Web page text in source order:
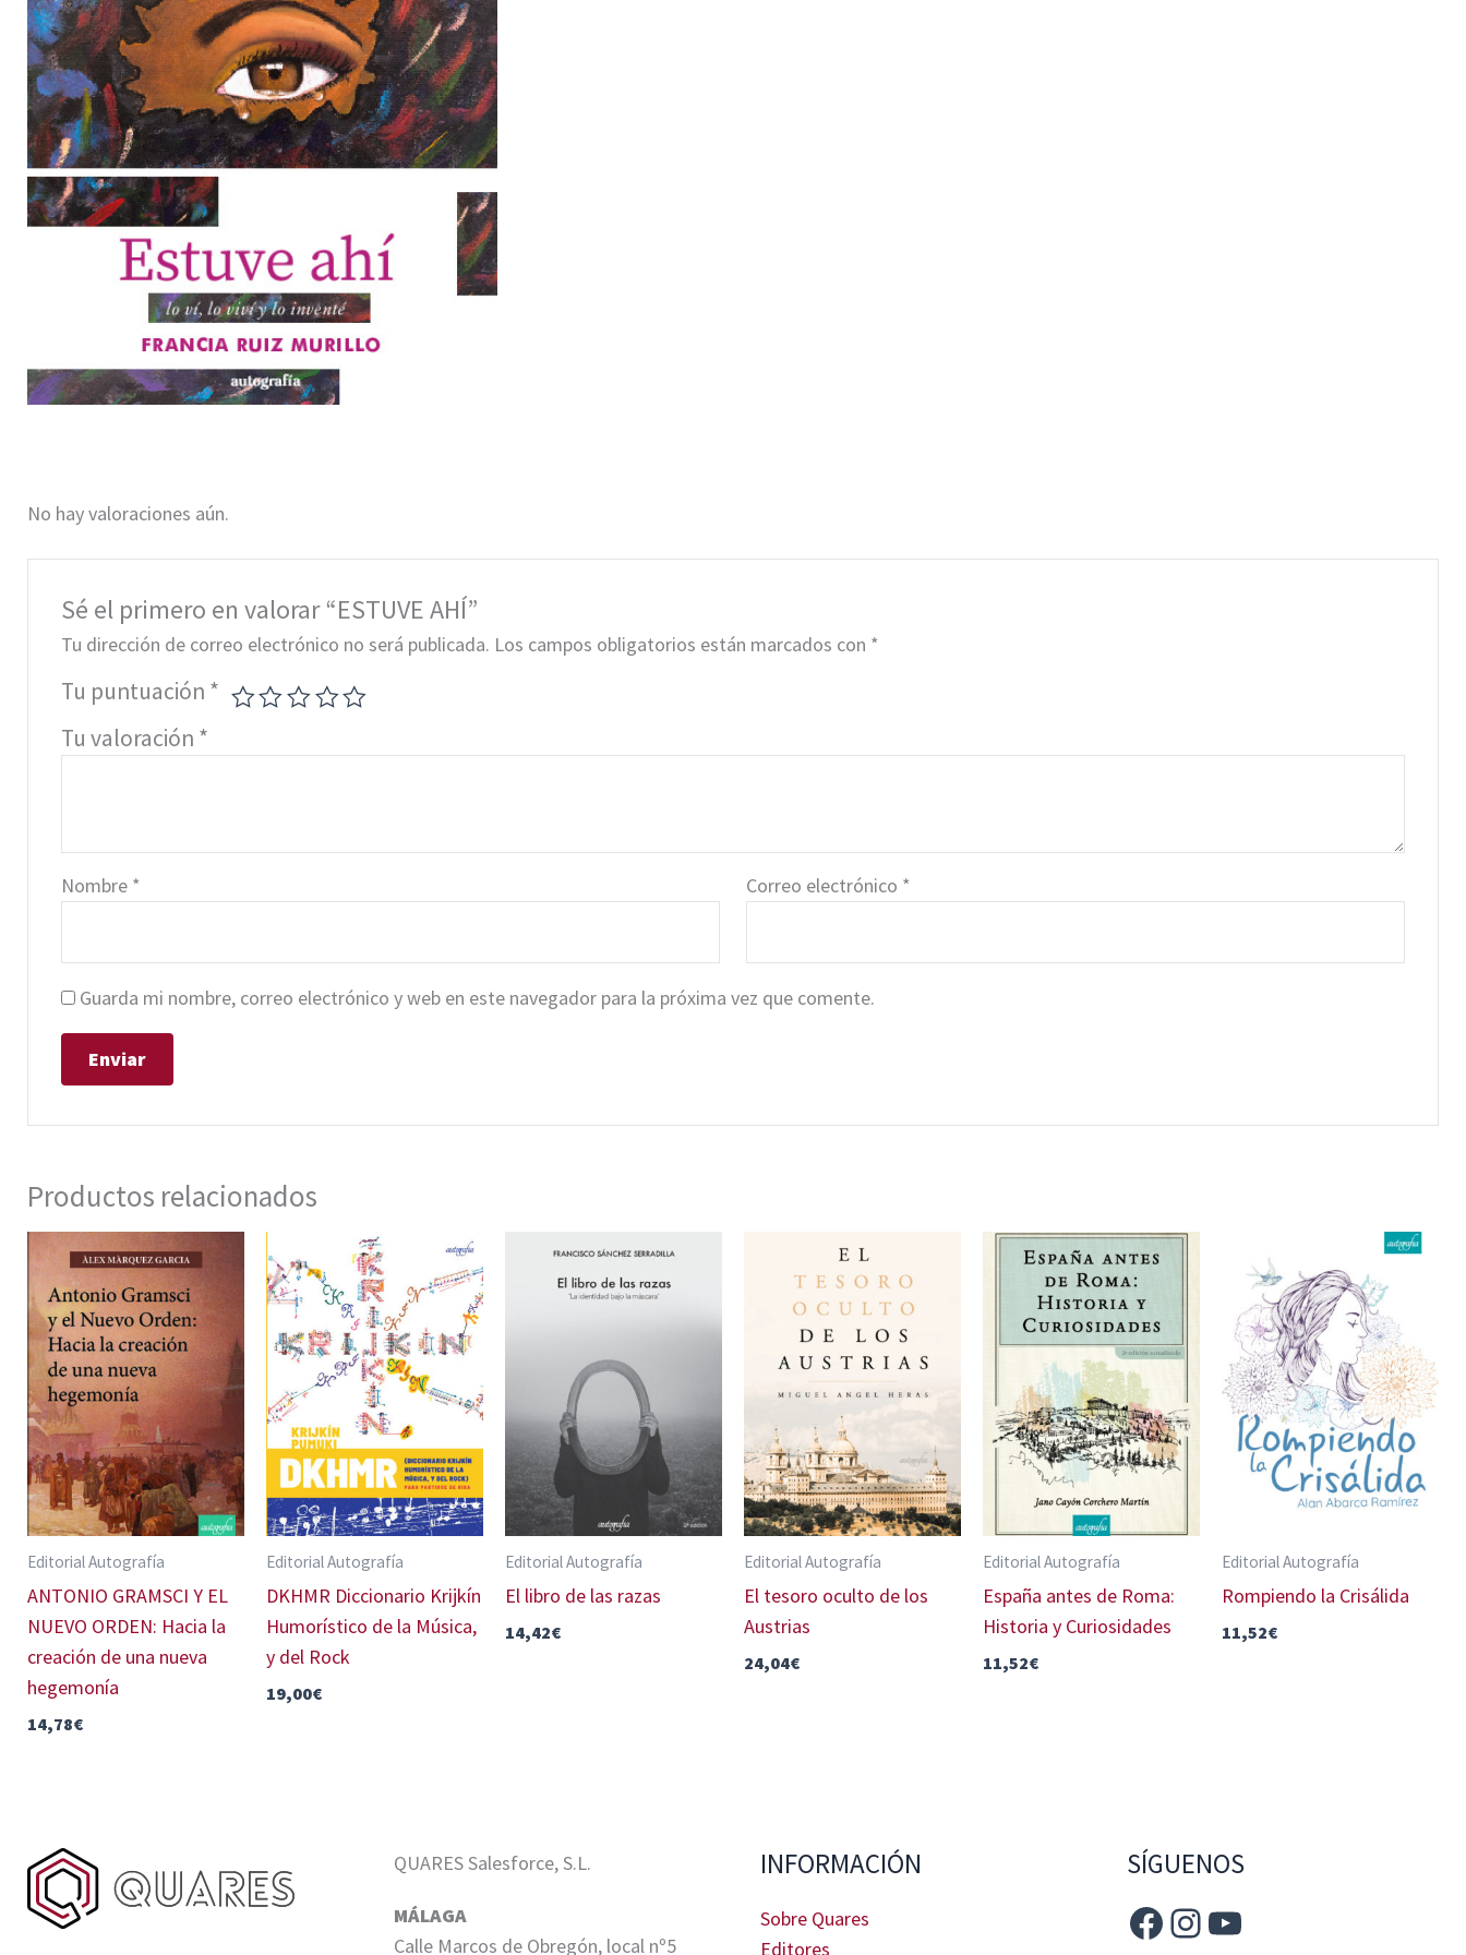
No hay valoraciones aún.
Sé el primero en valorar “ESTUVE AHÍ”
Tu dirección de correo electrónico no será publicada. Los campos obligatorios están marcados con *
Tu puntuación *
Tu valoración *
Nombre * Correo electrónico *
Guarda mi nombre, correo electrónico y web en este navegador para la próxima vez que comente.
Productos relacionados
Editorial Autografía
ANTONIO GRAMSCI Y EL
NUEVO ORDEN: Hacia la
creación de una nueva
hegemonía
14,78€
Editorial Autografía
DKHMR Diccionario Krijkín
Humorístico de la Música,
y del Rock
19,00€
Editorial Autografía
El libro de las razas
14,42€
Editorial Autografía
El tesoro oculto de los
Austrias
24,04€
Editorial Autografía
España antes de Roma:
Historia y Curiosidades
11,52€
Editorial Autografía
Rompiendo la Crisálida
11,52€
QUARES Salesforce, S.L.
MÁLAGA
Calle Marcos de Obregón, local nº5
INFORMACIÓN
Sobre Quares
Editores
SÍGUENOS